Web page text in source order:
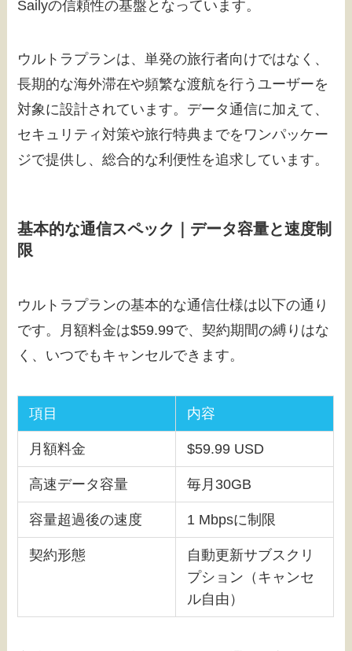
Sailyの信頼性の基盤となっています。
ウルトラプランは、単発の旅行者向けではなく、
長期的な海外滞在や頻繁な渡航を行うユーザーを
対象に設計されています。データ通信に加えて、
セキュリティ対策や旅行特典までをワンパッケー
ジで提供し、総合的な利便性を追求しています。
基本的な通信スペック｜データ容量と速度制
限
ウルトラプランの基本的な通信仕様は以下の通り
です。月額料金は$59.99で、契約期間の縛りはな
く、いつでもキャンセルできます。
項目 内容
月額料金 $59.99 USD
高速データ容量 毎月30GB
容量超過後の速度 1 Mbpsに制限
契約形態
自動更新サブスクリ
プション（キャンセ
ル自由）